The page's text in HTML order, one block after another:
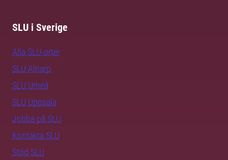
SLU i Sverige
Alla SLU-orter
SLU Alnarp
SLU Umeå
SLU Uppsala
Jobba på SLU
Kontakta SLU
Stöd SLU